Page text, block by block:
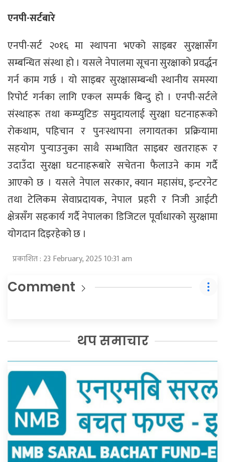
एनपी-सर्टबारे
एनपी-सर्ट २०१६ मा स्थापना भएको साइबर सुरक्षासँग
सम्बन्धित संस्था हो । यसले नेपालमा सूचना सुरक्षाको प्रवर्द्धन
गर्न काम गर्छ । यो साइबर सुरक्षासम्बन्धी स्थानीय समस्या
रिपोर्ट गर्नका लागि एकल सम्पर्क बिन्दु हो । एनपी-सर्टले
संस्थाहरू तथा कम्प्युटिङ समुदायलाई सुरक्षा घटनाहरूको
रोकथाम, पहिचान र पुनःस्थापना लगायतका प्रक्रियामा
सहयोग पुर्‍याउनुका साथै सम्भावित साइबर खतराहरू र
उदाउँदा सुरक्षा घटनाहरूबारे सचेतना फैलाउने काम गर्दै
आएको छ । यसले नेपाल सरकार, क्यान महासंघ, इन्टरनेट
तथा टेलिकम सेवाप्रदायक, नेपाल प्रहरी र निजी आईटी
क्षेत्रसँग सहकार्य गर्दै नेपालका डिजिटल पूर्वाधारको सुरक्षामा
योगदान दिइरहेको छ ।
प्रकाशित : 23 February, 2025 10:31 am
Comment
थप समाचार